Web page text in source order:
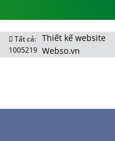
Tất cả:
1005219
Thiết kế website
Webso.vn